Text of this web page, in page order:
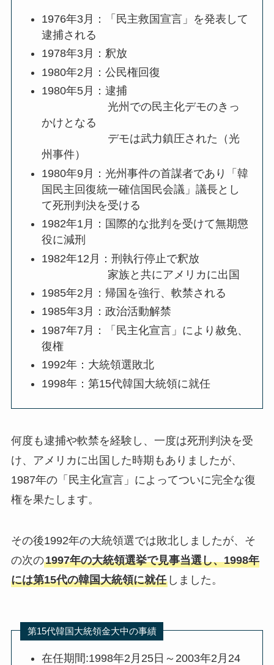
1976年3月：「民主救国宣言」を発表して
逮捕される
1978年3月：釈放
1980年2月：公民権回復
1980年5月：逮捕
光州での民主化デモのきっ
かけとなる
デモは武力鎮圧された（光
州事件）
1980年9月：光州事件の首謀者であり「韓
国民主回復統一確信国民会議」議長とし
て死刑判決を受ける
1982年1月：国際的な批判を受けて無期懲
役に減刑
1982年12月：刑執行停止で釈放
家族と共にアメリカに出国
1985年2月：帰国を強行、軟禁される
1985年3月：政治活動解禁
1987年7月：「民主化宣言」により赦免、
復権
1992年：大統領選敗北
1998年：第15代韓国大統領に就任
何度も逮捕や軟禁を経験し、一度は死刑判決を受
け、アメリカに出国した時期もありましたが、
1987年の「民主化宣言」によってついに完全な復
権を果たします。
その後1992年の大統領選では敗北しましたが、そ
の次の1997年の大統領選挙で見事当選し、1998年
には第15代の韓国大統領に就任しました。
第15代韓国大統領金大中の事績
在任期間:1998年2月25日～2003年2月24